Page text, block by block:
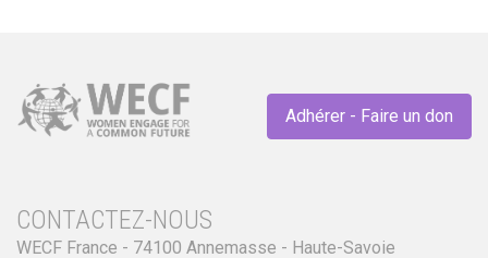
Adhérer - Faire un don
CONTACTEZ-NOUS
WECF France - 74100 Annemasse - Haute-Savoie